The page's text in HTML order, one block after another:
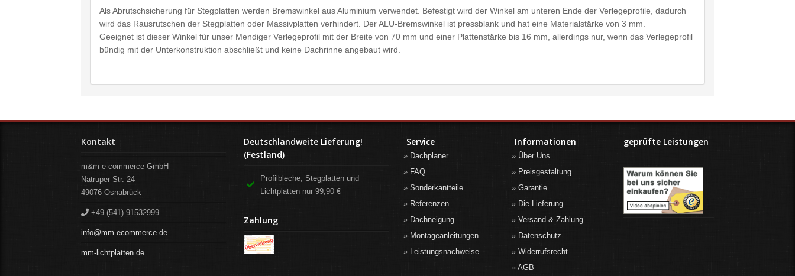
Als Abrutschsicherung für Stegplatten werden Bremswinkel aus Aluminium verwendet. Befestigt wird der Winkel am unteren Ende der Verlegeprofile, dadurch
wird das Rausrutschen der Stegplatten oder Massivplatten verhindert. Der ALU-Bremswinkel ist pressblank und hat eine Materialstärke von 3 mm.
Geeignet ist dieser Winkel für unser Mendiger Verlegeprofil mit der Breite von 70 mm und einer Plattenstärke bis 16 mm, allerdings nur, wenn das Verlegeprofil
bündig mit der Unterkonstruktion abschließt und keine Dachrinne angebaut wird.
Kontakt
m&m e-commerce GmbH
Natruper Str. 24
49076 Osnabrück
+49 (541) 91532999
info@mm-ecommerce.de
mm-lichtplatten.de
Deutschlandweite Lieferung!
(Festland)
Profilbleche, Stegplatten und
Lichtplatten nur 99,90 €
Zahlung
Service
Dachplaner
FAQ
Sonderkantteile
Referenzen
Dachneigung
Montageanleitungen
Leistungsnachweise
Informationen
Über Uns
Preisgestaltung
Garantie
Die Lieferung
Versand & Zahlung
Datenschutz
Widerrufsrecht
AGB
geprüfte Leistungen